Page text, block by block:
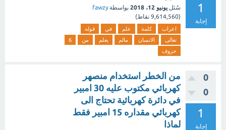
1
إجابة
سُئل يونيو 12، 2018 بواسطةfawzy
(
9,614,560 نقاط)
اعراب كلمة علم في
قوله
تعالى
الانسان مالم يعلم من
6
حروف
0
0
1
إجابة
من الخطر استخدام منصهر
كهربائي مكتوب عليه 30 امبير
في دائرة كهربائية تحتاج الى
كهربائي مقداره 15 امبير فقط
لماذا